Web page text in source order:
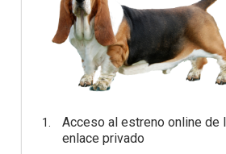
Acceso al estreno online de
enlace privado